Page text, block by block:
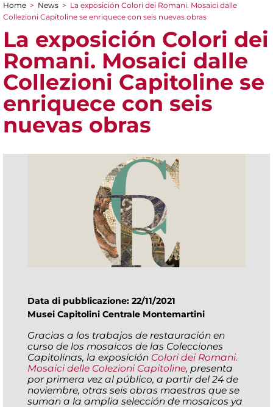
You are here
Home > News > La exposición Colori dei Romani. Mosaici dalle
Collezioni Capitoline se enriquece con seis nuevas obras
La exposición Colori dei
Romani. Mosaici dalle
Collezioni Capitoline se
enriquece con seis
nuevas obras
Data di pubblicazione: 22/11/2021
Musei Capitolini Centrale Montemartini
Gracias a los trabajos de restauración en
curso de los mosaicos de las Colecciones
Capitolinas, la exposición Colori dei Romani.
Mosaici delle Colezioni Capitoline, presenta
por primera vez al público, a partir del 24 de
noviembre, otras seis obras maestras que se
suman a la amplia selección de mosaicos ya